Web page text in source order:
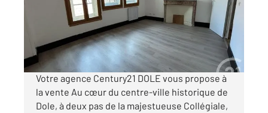
Appartement à vendre
92 000 €
Visiter le site dédié
Votre agence Century21 DOLE vous propose à
la vente Au cœur du centre-ville historique de
Dole, à deux pas de la majestueuse Collégiale,